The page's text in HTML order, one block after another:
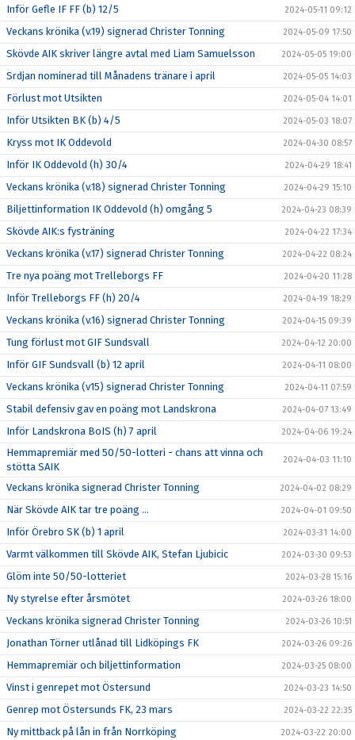
Inför Gefle IF FF (b) 12/5 2024-05-11 09:12
Veckans krönika (v.19) signerad Christer Tonning 2024-05-09 17:50
Skövde AIK skriver längre avtal med Liam Samuelsson 2024-05-05 19:00
Srdjan nominerad till Månadens tränare i april 2024-05-05 14:03
Förlust mot Utsikten 2024-05-04 14:01
Inför Utsikten BK (b) 4/5 2024-05-03 18:07
Kryss mot IK Oddevold 2024-04-30 08:57
Inför IK Oddevold (h) 30/4 2024-04-29 18:41
Veckans krönika (v.18) signerad Christer Tonning 2024-04-29 15:10
Biljettinformation IK Oddevold (h) omgång 5 2024-04-23 08:39
Skövde AIK:s fysträning 2024-04-22 17:34
Veckans krönika (v.17) signerad Christer Tonning 2024-04-22 08:24
Tre nya poäng mot Trelleborgs FF 2024-04-20 11:28
Inför Trelleborgs FF (h) 20/4 2024-04-19 18:29
Veckans krönika (v.16) signerad Christer Tonning 2024-04-15 09:39
Tung förlust mot GIF Sundsvall 2024-04-12 20:00
Inför GIF Sundsvall (b) 12 april 2024-04-11 08:00
Veckans krönika (v15) signerad Christer Tonning 2024-04-11 07:59
Stabil defensiv gav en poäng mot Landskrona 2024-04-07 13:49
Inför Landskrona BoIS (h) 7 april 2024-04-06 19:24
Hemmapremiär med 50/50-lotteri - chans att vinna och
stötta SAIK
2024-04-03 11:10
Veckans krönika signerad Christer Tonning 2024-04-02 08:29
När Skövde AIK tar tre poäng ... 2024-04-01 09:50
Inför Örebro SK (b) 1 april 2024-03-31 14:00
Varmt välkommen till Skövde AIK, Stefan Ljubicic 2024-03-30 09:53
Glöm inte 50/50-lotteriet 2024-03-28 15:16
Ny styrelse efter årsmötet 2024-03-26 18:00
Veckans krönika signerad Christer Tonning 2024-03-26 10:51
Jonathan Törner utlånad till Lidköpings FK 2024-03-26 09:26
Hemmapremiär och biljettinformation 2024-03-25 08:00
Vinst i genrepet mot Östersund 2024-03-23 14:50
Genrep mot Östersunds FK, 23 mars 2024-03-22 22:35
Ny mittback på lån in från Norrköping 2024-03-22 20:00